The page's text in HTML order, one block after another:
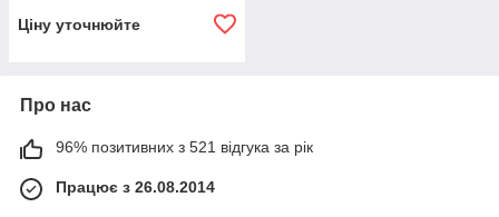
Ціну уточнюйте
Про нас
96% позитивних з 521 відгука за рік
Працює з 26.08.2014